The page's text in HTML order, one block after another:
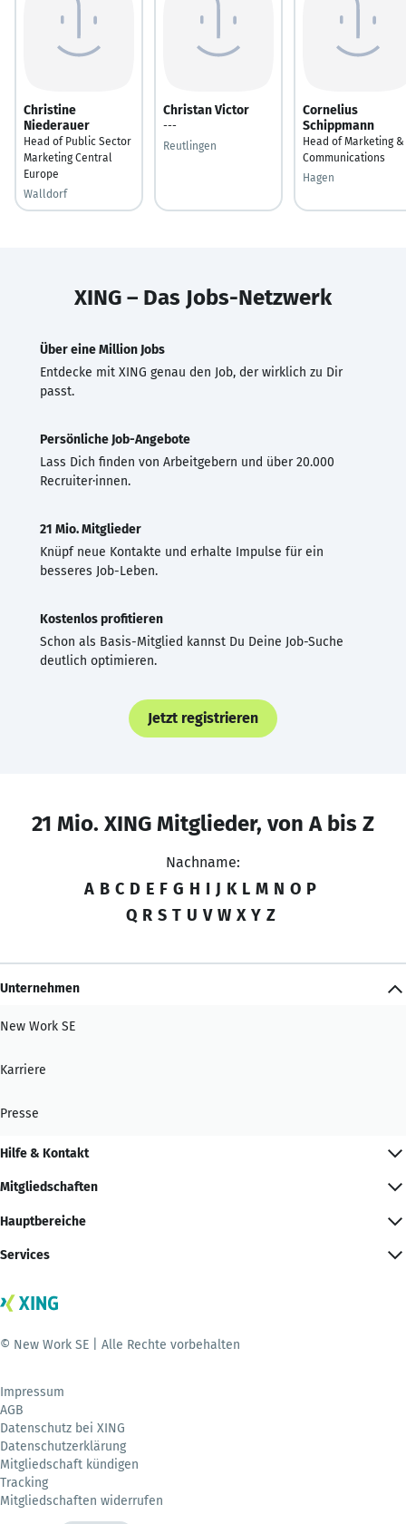
Christine
Niederauer
Head of Public Sector
Marketing Central
Europe
Walldorf
Christan Victor
---
Reutlingen
Cornelius
Schippmann
Head of Marketing &
Communications
Hagen
XING – Das Jobs-Netzwerk
Über eine Million Jobs
Entdecke mit XING genau den Job, der wirklich zu Dir
passt.
Persönliche Job-Angebote
Lass Dich finden von Arbeitgebern und über 20.000
Recruiter·innen.
21 Mio. Mitglieder
Knüpf neue Kontakte und erhalte Impulse für ein
besseres Job-Leben.
Kostenlos profitieren
Schon als Basis-Mitglied kannst Du Deine Job-Suche
deutlich optimieren.
Jetzt registrieren
21 Mio. XING Mitglieder, von A bis Z
Nachname:
A B C D E F G H I J K L M N O P
Q R S T U V W X Y Z
Unternehmen
New Work SE
Karriere
Presse
Hilfe & Kontakt
Mitgliedschaften
Hauptbereiche
Services
© New Work SE | Alle Rechte vorbehalten
Impressum
AGB
Datenschutz bei XING
Datenschutzerklärung
Mitgliedschaft kündigen
Tracking
Mitgliedschaften widerrufen